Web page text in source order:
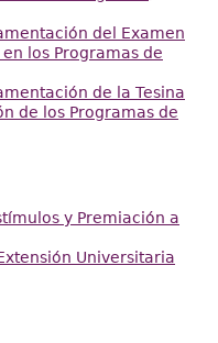
del Examen
los Programas de
de la Tesina
de los Programas de
y Premiación a
Universitaria